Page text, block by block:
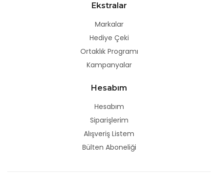
Ekstralar
Markalar
Hediye Çeki
Ortaklık Programı
Kampanyalar
Hesabım
Hesabım
Siparişlerim
Alışveriş Listem
Bülten Aboneliği